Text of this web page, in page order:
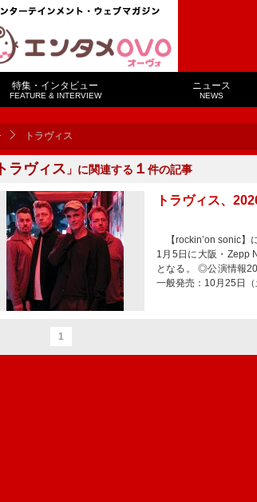
特集・インタビュー
FEATURE & INTERVIEW
ニュース
NEWS
トラヴィス
トラヴィス 」に関連する １ 件の記事
トラヴィス、
【rockin’on sonic】
1月5日に大阪・Zepp
となる。 ◎公演情報
一般発売：10月25日（
1